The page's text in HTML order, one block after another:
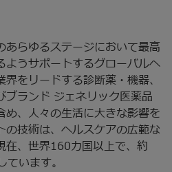
あらゆるステージにおいて最高
ようサポートするグローバルヘ
をリードする診断薬・機器、
ブランド ジェネリック医薬品
、人々の生活に大きな影響を
の技術は、ヘルスケアの広範な
在、世界160カ国以上で、約
います。